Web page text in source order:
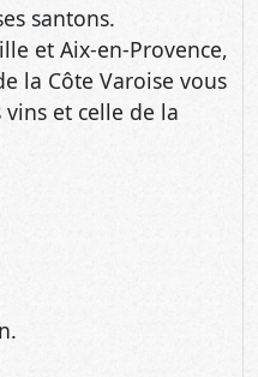
santons.
et Aix-en-Provence,
la Côte Varoise vous
et celle de la